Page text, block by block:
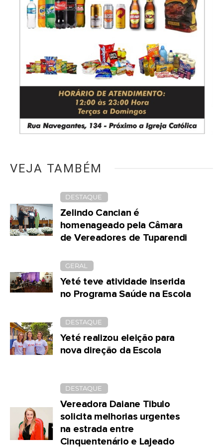
VEJA TAMBÉM
DESTAQUE
Zelindo Cancian é
homenageado pela Câmara
de Vereadores de Tuparendi
GERAL
Yeté teve atividade inserida
no Programa Saúde na Escola
DESTAQUE
Yeté realizou eleição para
nova direção da Escola
DESTAQUE
Vereadora Daiane Tibulo
solicita melhorias urgentes
na estrada entre
Cinquentenário e Lajeado